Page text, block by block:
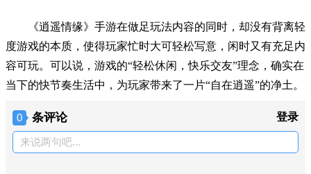
《逍遥情缘》手游在做足玩法内容的同时，却没有背离轻
度游戏的本质，使得玩家忙时大可轻松写意，闲时又有充足内
容可玩。可以说，游戏的“轻松休闲，快乐交友”理念，确实在
当下的快节奏生活中，为玩家带来了一片“自在逍遥”的净土。
0 条评论 登录
来说两句吧...